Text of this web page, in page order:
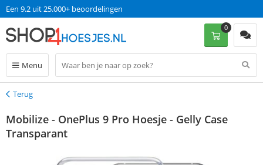
Een 9.2 uit 25.000+ beoordelingen
Menu
0
Terug
Terug
Mobilize - OnePlus 9 Pro Hoesje - Gelly Case
Transparant